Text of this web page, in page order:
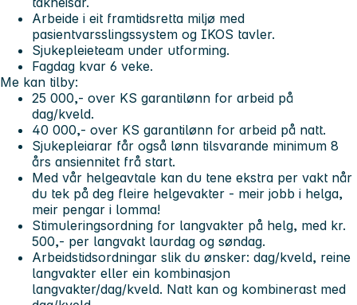
Arbeide i eit framtidsretta miljø med
pasientvarsslingssystem og IKOS tavler.
Sjukepleieteam under utforming.
Fagdag kvar 6 veke.
Me kan tilby:
25 000,- over KS garantilønn for arbeid på
dag/kveld.
40 000,- over KS garantilønn for arbeid på natt.
Sjukepleiarar får også lønn tilsvarande minimum 8
års ansiennitet frå start.
Med vår helgeavtale kan du tene ekstra per vakt når
du tek på deg fleire helgevakter - meir jobb i helga,
meir pengar i lomma!
Stimuleringsordning for langvakter på helg, med kr.
500,- per langvakt laurdag og søndag.
Arbeidstidsordningar slik du ønsker: dag/kveld, reine
langvakter eller ein kombinasjon
langvakter/dag/kveld. Natt kan og kombinerast med